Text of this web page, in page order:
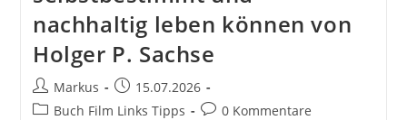
nachhaltig leben können von
Holger P. Sachse
Beitrags-
Autor:
Markus
Beitrag
veröffentlicht:
15.07.2026
Beitrags-
Buch Film Links Tipps
Beitrags-
0 Kommentare